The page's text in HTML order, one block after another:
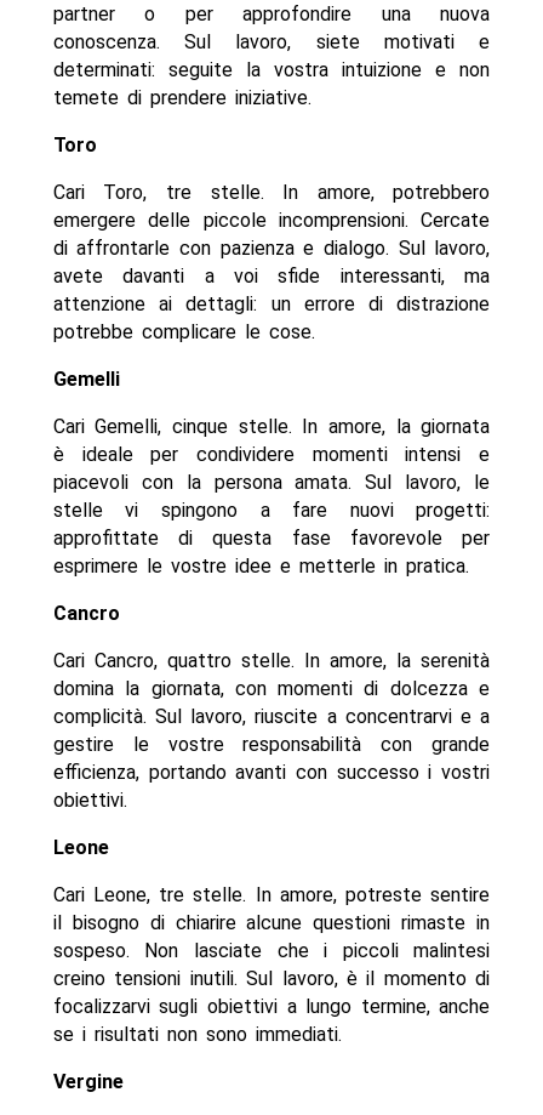
partner o per approfondire una nuova
conoscenza. Sul lavoro, siete motivati e
determinati: seguite la vostra intuizione e non
temete di prendere iniziative.
Toro
Cari Toro, tre stelle. In amore, potrebbero
emergere delle piccole incomprensioni. Cercate
di affrontarle con pazienza e dialogo. Sul lavoro,
avete davanti a voi sfide interessanti, ma
attenzione ai dettagli: un errore di distrazione
potrebbe complicare le cose.
Gemelli
Cari Gemelli, cinque stelle. In amore, la giornata
è ideale per condividere momenti intensi e
piacevoli con la persona amata. Sul lavoro, le
stelle vi spingono a fare nuovi progetti:
approfittate di questa fase favorevole per
esprimere le vostre idee e metterle in pratica.
Cancro
Cari Cancro, quattro stelle. In amore, la serenità
domina la giornata, con momenti di dolcezza e
complicità. Sul lavoro, riuscite a concentrarvi e a
gestire le vostre responsabilità con grande
efficienza, portando avanti con successo i vostri
obiettivi.
Leone
Cari Leone, tre stelle. In amore, potreste sentire
il bisogno di chiarire alcune questioni rimaste in
sospeso. Non lasciate che i piccoli malintesi
creino tensioni inutili. Sul lavoro, è il momento di
focalizzarvi sugli obiettivi a lungo termine, anche
se i risultati non sono immediati.
Vergine